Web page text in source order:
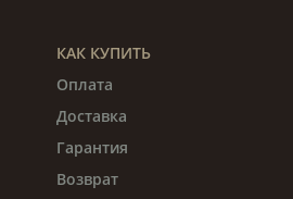
КАК КУПИТЬ
Оплата
Доставка
Гарантия
Возврат